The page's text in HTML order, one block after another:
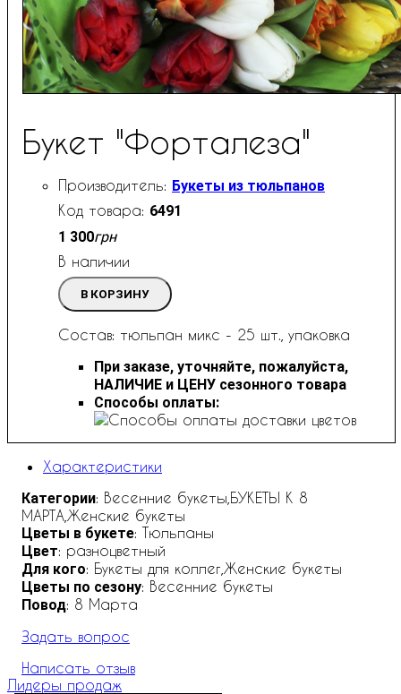
Букет "Форталеза"
Букеты из тюльпанов
6491
1 300грн
В наличии
В КОРЗИНУ
Состав: тюльпан микс - 25 шт., упаковка
При заказе, уточняйте, пожалуйста,
НАЛИЧИЕ и ЦЕНУ сезонного товара
Способы оплаты:
Характеристики
Категории: Весенние букеты,БУКЕТЫ К 8
МАРТА,Женские букеты
Цветы в букете: Тюльпаны
Цвет: разноцветный
Для кого: Букеты для коллег,Женские букеты
Цветы по сезону: Весенние букеты
Повод: 8 Марта
Задать вопрос
Написать отзыв
Лидеры продаж